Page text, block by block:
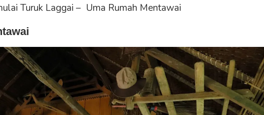
Turuk Laggai – Uma Rumah Mentawai